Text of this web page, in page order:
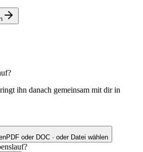
ihn danach gemeinsam mit dir in
PDF oder DOC · oder Datei wählen